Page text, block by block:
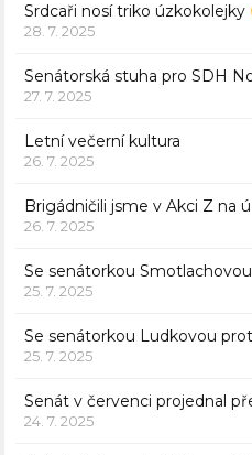
Srdcaři nosí triko úzkokolejky
28. 7. 2025
Senátorská stuha pro SDH
27. 7. 2025
Letní večerní kultura
26. 7. 2025
Brigádničili jsme v Akci Z na
26. 7. 2025
Se senátorkou
25. 7. 2025
Se senátorkou Ludkovou
25. 7. 2025
Senát v červenci projednal
24. 7. 2025